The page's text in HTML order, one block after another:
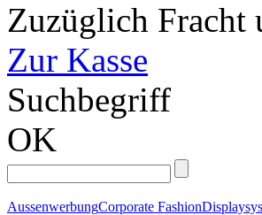
Zuzüglich Fracht
Zur Kasse
Suchbegriff
OK
AussenwerbungCorporate Fashion